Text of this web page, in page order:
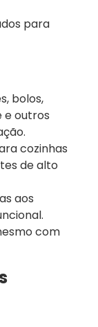
para
bolos,
e outros
cozinhas
de alto
aos
com